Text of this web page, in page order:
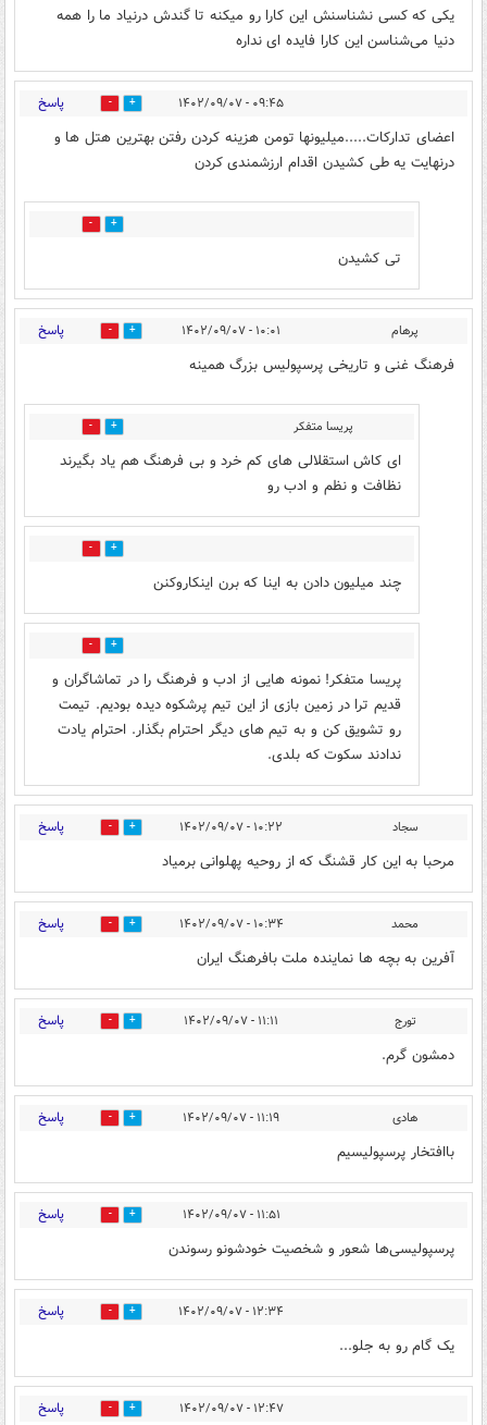
یکی که کسی نشناسنش این کارا رو میکنه تا گندش درنیاد ما را همه
دنیا می‌شناسن این کارا فایده ای نداره
۰۹:۴۵ - ۱۴۰۲/۰۹/۰۷ 6 پاسخ
اعضای تدارکات.....میلیونها تومن هزینه کردن رفتن بهترین هتل ها و
درنهایت یه طی کشیدن اقدام ارزشمندی کردن
0
تی کشیدن
پرهام ۱۰:۰۱ - ۱۴۰۲/۰۹/۰۷ 29 پاسخ
فرهنگ غنی و تاریخی پرسپولیس بزرگ همینه
پریسا متفکر 4
ای کاش استقلالی های کم خرد و بی فرهنگ هم یاد بگیرند
نظافت و نظم و ادب رو
4
چند میلیون دادن به اینا که برن اینکاروکنن
1
پریسا متفکر! نمونه هایی از ادب و فرهنگ را در تماشاگران و
قدیم ترا در زمین بازی از این تیم پرشکوه دیده بودیم. تیمت
رو تشویق کن و به تیم های دیگر احترام بگذار. احترام یادت
ندادند سکوت که بلدی.
سجاد ۱۰:۲۲ - ۱۴۰۲/۰۹/۰۷ 18 پاسخ
مرحبا به این کار قشنگ که از روحیه پهلوانی برمیاد
محمد ۱۰:۳۴ - ۱۴۰۲/۰۹/۰۷ 24 پاسخ
آفرین به بچه ها نماینده ملت بافرهنگ ایران
تورج ۱۱:۱۱ - ۱۴۰۲/۰۹/۰۷ 18 پاسخ
دمشون گرم.
هادی ۱۱:۱۹ - ۱۴۰۲/۰۹/۰۷ 19 پاسخ
باافتخار پرسپولیسیم
۱۱:۵۱ - ۱۴۰۲/۰۹/۰۷ 25 پاسخ
پرسپولیسی‌ها شعور و شخصیت خودشونو رسوندن
۱۲:۳۴ - ۱۴۰۲/۰۹/۰۷ 19 پاسخ
یک گام رو به جلو...
۱۲:۴۷ - ۱۴۰۲/۰۹/۰۷ 6 پاسخ